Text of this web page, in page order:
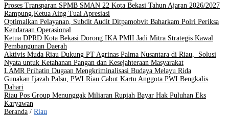
Proses Transparan SPMB SMAN 22 Kota Bekasi Tahun Ajaran 2026/2027
Rampung,Ketua Aing Tuai Apresiasi
Optimalkan Pelayanan, Subdit Audit Ditpamobvit Baharkam Polri Periksa
Kendaraan Operasional
Ketua DPRD Kota Bekasi Dorong IKA PMII Jadi Mitra Strategis Kawal
Pembangunan Daerah
Aktivis Muda Riau Dukung PT Agrinas Palma Nusantara di Riau, Solusi
Nyata untuk Ketahanan Pangan dan Kesejahteraan Masyarakat
LAMR Prihatin Dugaan Mengkriminalisasi Budaya Melayu Rida
Gunakan Ijazah Palsu, PWI Riau Cabut Kartu Anggota PWI Bengkalis
Dahari
Riau Pos Group Menunggak Miliaran Rupiah Bayar Hak Puluhan Eks
Karyawan
Beranda / Riau